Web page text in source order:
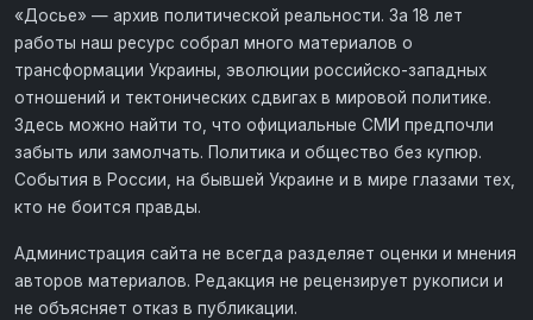
«Досье» — архив политической реальности. За 18 лет
работы наш ресурс собрал много материалов о
трансформации Украины, эволюции российско-западных
отношений и тектонических сдвигах в мировой политике.
Здесь можно найти то, что официальные СМИ предпочли
забыть или замолчать. Политика и общество без купюр.
События в России, на бывшей Украине и в мире глазами тех,
кто не боится правды.
Администрация сайта не всегда разделяет оценки и мнения
авторов материалов. Редакция не рецензирует рукописи и
не объясняет отказ в публикации.